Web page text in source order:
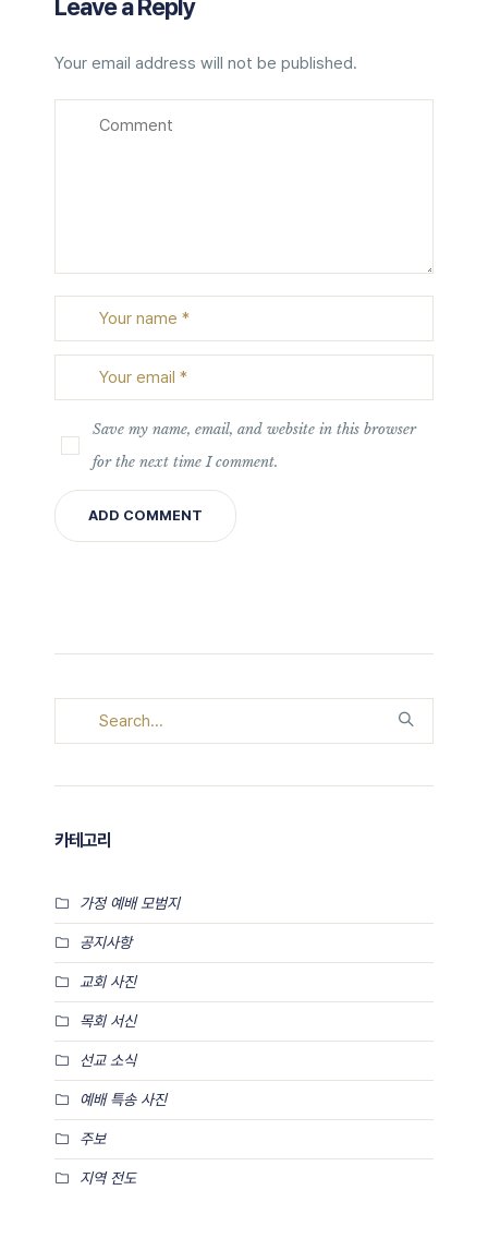
Leave a Reply
Your email address will not be published.
Save my name, email, and website in this browser
for the next time I comment.
카테고리
가정 예배 모범지
공지사항
교회 사진
목회 서신
선교 소식
예배 특송 사진
주보
지역 전도